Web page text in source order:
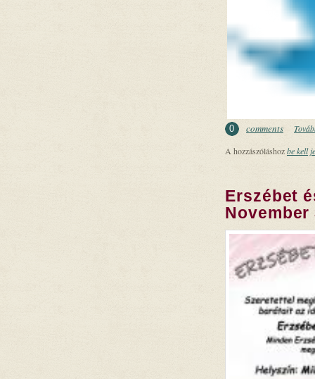
0 comments
A hozzászóláshozbe kell
Erszébet
November